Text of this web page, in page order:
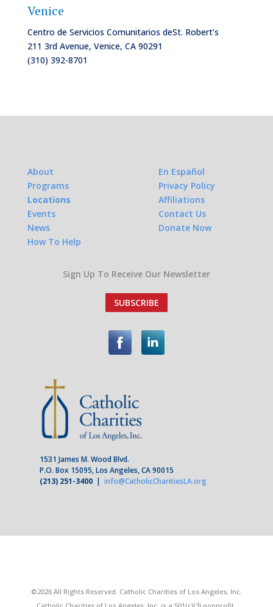
Venice
Centro de Servicios Comunitarios deSt. Robert’s
211 3rd Avenue, Venice, CA 90291
(310) 392-8701
About
Programs
Locations
Events
News
How To Help
En Español
Privacy Policy
Affiliations
Contact Us
Donate Now
Sign Up To Receive Our Newsletter
SUBSCRIBE
1531 James M. Wood Blvd.
P.O. Box 15095, Los Angeles, CA 90015
(213) 251-3400 | info@CatholicCharitiesLA.org
©2026 All Rights Reserved. Catholic Charities of Los Angeles, Inc.